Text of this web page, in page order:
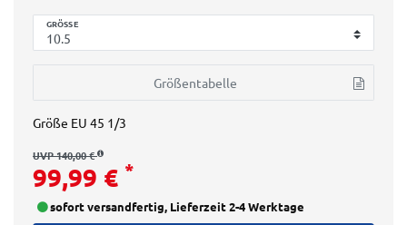
GRÖSSE
Größentabelle
Größe EU 45 1/3
UVP 140,00 €
99,99 € *
sofort versandfertig, Lieferzeit 2-4 Werktage